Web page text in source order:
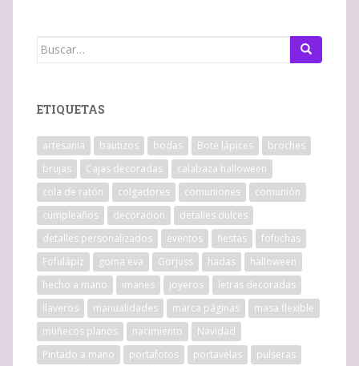
Buscar:
ETIQUETAS
artesania bautizos bodas Bote lápices
broches
brujas
Cajas decoradas
calabaza halloween
cola de ratón
colgadores comuniones
comunión
cumpleaños
decoracion
detalles dulces
detalles personalizados
eventos fiestas
fofuchas
Fofulápiz
goma eva Gorjuss hadas
halloween
hecho a mano
imanes joyeros
letras decoradas
llaveros
manualidades marca páginas
masa flexible
muñecos planos
nacimiento
Navidad
Pintado a mano
portafotos portavelas
pulseras